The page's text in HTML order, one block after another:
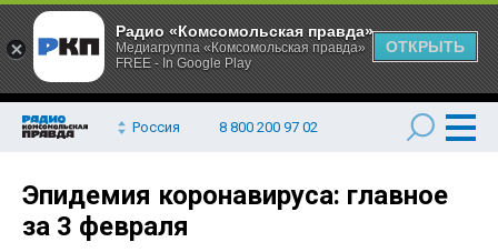
Россия 8 800 200 97 02
Эпидемия коронавируса: главное
за 3 февраля
Радио «Комсомольская правда»
Медиагруппа «Комсомольская правда»
FREE - In Google Play
ОТКРЫТЬ